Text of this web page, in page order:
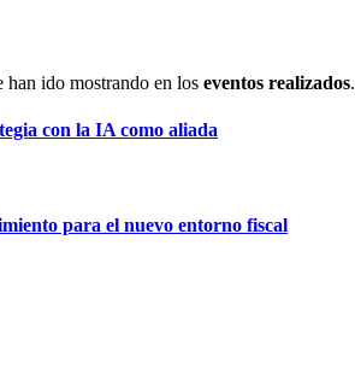
han ido mostrando en los eventos realizados.
con la IA como aliada
para el nuevo entorno fiscal